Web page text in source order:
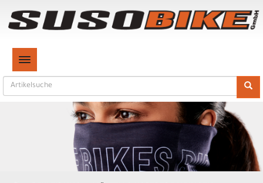
TOGGLE NAVIGATION